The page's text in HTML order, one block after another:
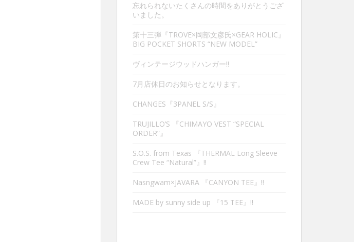
忘れられないたくさんの時間をありがとうござ
いました。
第十三弾『TROVE×岡部文彦氏×GEAR HOLIC』
BIG POCKET SHORTS “NEW MODEL”
ヴィンテージウッドハンガー‼︎
7月店休日のお知らせとなります。
CHANGES『3PANEL S/S』
TRUJILLO’S 『CHIMAYO VEST “SPECIAL
ORDER”』
S.O.S. from Texas 『THERMAL Long Sleeve
Crew Tee “Natural”』‼︎
Nasngwam×JAVARA 『CANYON TEE』‼︎
MADE by sunny side up 『15 TEE』‼︎